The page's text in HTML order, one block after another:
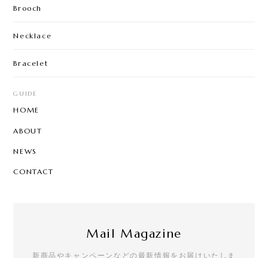
Brooch
Necklace
Bracelet
GUIDE
HOME
ABOUT
NEWS
CONTACT
Mail Magazine
新商品やキャンペーンなどの最新情報をお届けいたしま